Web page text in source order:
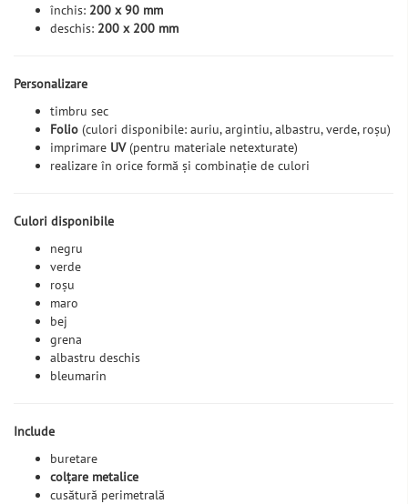
închis: 200 x 90 mm
deschis: 200 x 200 mm
Personalizare
timbru sec
Folio (culori disponibile: auriu, argintiu, albastru, verde, roșu)
imprimare UV(pentru materiale netexturate)
realizare în orice formă și combinație de culori
Culori disponibile
negru
verde
roșu
maro
bej
grena
albastru deschis
bleumarin
Include
buretare
colțare metalice
cusătură perimetrală